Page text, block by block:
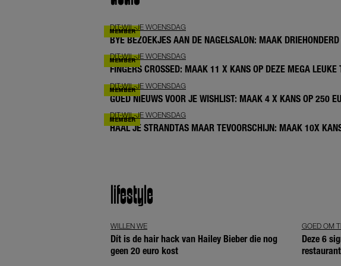
DIT-WIL-JE WOENSDAG
BYE BEZOEKJES AAN DE NAGELSALON: MAAK
DIT-WIL-JE WOENSDAG
FINGERS CROSSED: MAAK 11 X KANS OP DEZE MEGA
DIT-WIL-JE WOENSDAG
GOED NIEUWS VOOR JE WISHLIST: MAAK 4 X KANS OP 250
DIT-WIL-JE WOENSDAG
HAAL JE STRANDTAS MAAR TEVOORSCHIJN: MAAK 10X
lifestyle
WILLEN WE
Dít is de hair hack van Hailey Bieber die nog
geen 20 euro kost
GOED OM
Deze 6